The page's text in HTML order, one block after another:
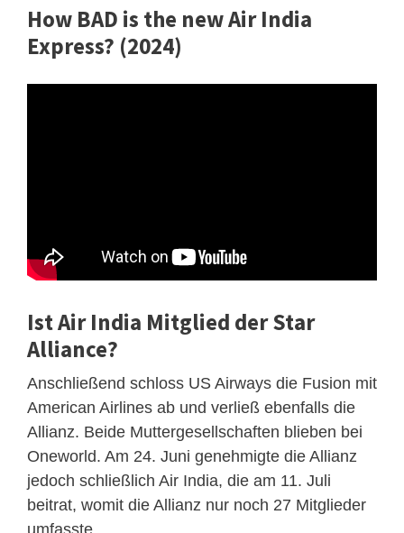
How BAD is the new Air India
Express? (2024)
Ist Air India Mitglied der Star
Alliance?
Anschließend schloss US Airways die Fusion mit
American Airlines ab und verließ ebenfalls die
Allianz. Beide Muttergesellschaften blieben bei
Oneworld. Am 24. Juni genehmigte die Allianz
jedoch schließlich Air India, die am 11. Juli
beitrat, womit die Allianz nur noch 27 Mitglieder
umfasste .